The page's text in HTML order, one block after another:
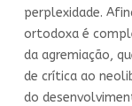
perplexidade.
ortodoxa é
da agremiação,
de crítica ao
do